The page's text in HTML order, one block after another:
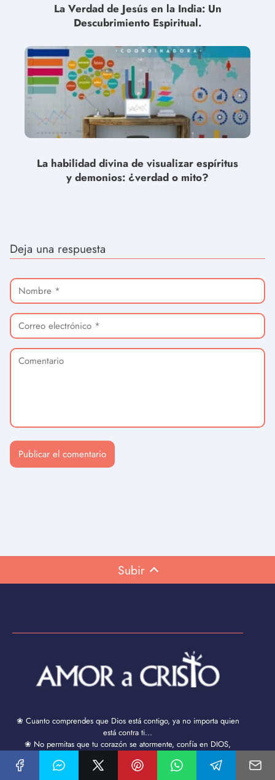
La Verdad de Jesús en la India: Un
Descubrimiento Espiritual.
La habilidad divina de visualizar espíritus
y demonios: ¿verdad o mito?
Deja una respuesta
Subir
❀ Cuanto comprendes que Dios está contigo, ya no importa quien
está contra ti...
❀ No permitas que tu corazón se atormente, confía en DIOS,
puede hacer todo, menos fallarte!